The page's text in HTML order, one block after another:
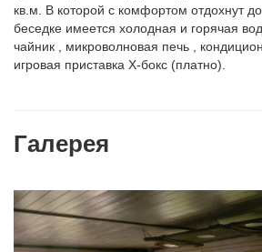
кв.м. В которой с комфортом отдохнут
беседке имеется холодная и горячая
чайник , микроволновая печь ,
игровая приставка X-бокс (платно).
Галерея